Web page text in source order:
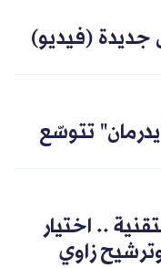
جديدة (فيديو)
تتوسّع
.. اختيار
زاوي